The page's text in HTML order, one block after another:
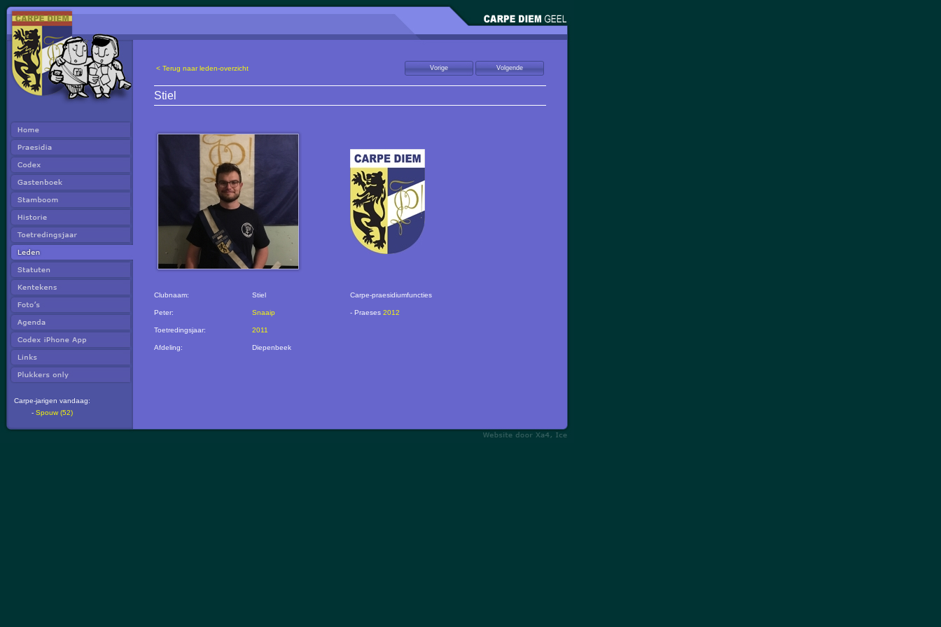
Carpe-jarigen vandaag:
- Spouw (52)
< Terug naar leden-overzicht
Stiel
Clubnaam: Stiel
Peter: Snaaip
Toetredingsjaar: 2011
Afdeling: Diepenbeek
Carpe-praesidiumfuncties
- Praeses 2012